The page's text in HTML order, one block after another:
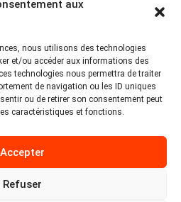
aux
nous utilisons des technologies
et/ou accéder aux informations des
technologies nous permettra de traiter
de navigation ou les ID uniques
ou de retirer son consentement peut
caractéristiques et fonctions.
Accepter
Refuser
rue de Belle-Île - 56400